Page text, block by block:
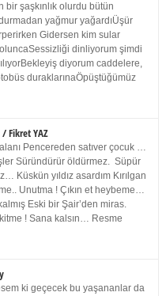
bir şaşkınlık olurdu bütün
durmadan yağmur yağardıÜşür
Gidersen kim sular
dinliyorum şimdi
diyorum caddelere,
duraklarınaÖpüştüğümüz
/ Fikret YAZ
Pencereden satıver çocuk …
Süründürür öldürmez. Süpür
Küskün yıldız asardım Kırılgan
Unutma ! Çıkın et heybeme…
Eski bir Şair’den miras.
! Sana kalsın… Resme
ki geçecek bu yaşananlar da